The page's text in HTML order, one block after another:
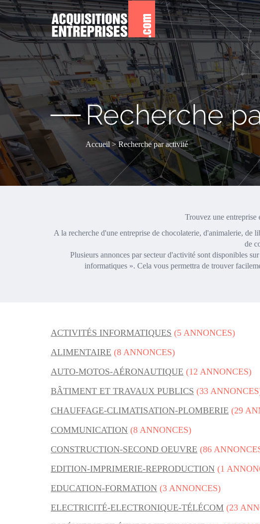
—Recherche
Accueil Recherche par activité
Trouvez une entreprise
A la recherche d'une entreprise de chocolaterie, d'animalerie,
de
Plusieurs annonces par secteur d'activité sont disponibles
informatiques ». Cela vous permettra de trouver
ACTIVITÉS INFORMATIQUES (5 ANNONCES)
ALIMENTAIRE (8 ANNONCES)
AUTO-MOTOS-AÉRONAUTIQUE (12 ANNONCES)
BÂTIMENT ET TRAVAUX PUBLICS (33
CHAUFFAGE-CLIMATISATION-PLOMBERIE (29
COMMUNICATION (8 ANNONCES)
CONSTRUCTION-SECOND OEUVRE (86
EDITION-IMPRIMERIE-REPRODUCTION (1
EDUCATION-FORMATION (3 ANNONCES)
ELECTRICITÉ-ELECTRONIQUE-TÉLÉCOM (23